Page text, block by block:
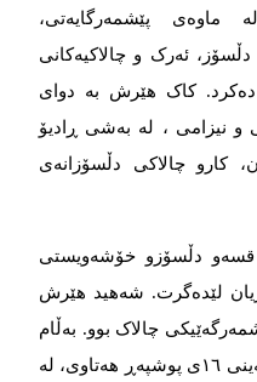
ماوەی پێشمەرگایەتی،
ئەرک و چالاکیەکانی
کاک هێرش بە دوای
و نیزامی ، لە بەشی ڕادیۆ
کارو چالاکی دڵسۆزانەی
دڵسۆزو خۆشەویستی
لێدەگرت. شەهید هێرش
چالاک بوو. بەڵام
بەداخەوە سەر لە بەیانی ڕۆژی هەینی ۱٦ی پوشپەڕ هەتاوی، لە